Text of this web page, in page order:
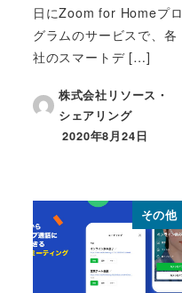
日にZoom for Homeプロ
グラムのサービスで、各
社のスマートデ […]
株式会社リソース・
シェアリング
投稿日
2020年8月24日
その他